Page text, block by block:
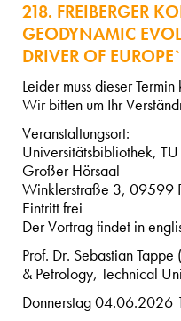
218. FREIBERGER
GEODYNAMIC
DRIVER OF
Leider muss dieser
Wir bitten um Ihr
Veranstaltungsort:
Universitätsbibliothek,
Großer Hörsaal
Winklerstraße 3, 09599
Eintritt frei
Der Vortrag findet in
Prof. Dr. Sebastian
& Petrology, Technical
Donnerstag 04.06.2026